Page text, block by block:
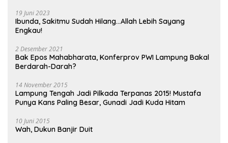
19 Juni 2023
Ibunda, Sakitmu Sudah Hilang…Allah Lebih Sayang
Engkau!
2 Desember 2021
Bak Epos Mahabharata, Konferprov PWI Lampung Bakal
Berdarah-Darah?
14 November 2015
Lampung Tengah Jadi Pilkada Terpanas 2015! Mustafa
Punya Kans Paling Besar, Gunadi Jadi Kuda Hitam
10 Juni 2015
Wah, Dukun Banjir Duit